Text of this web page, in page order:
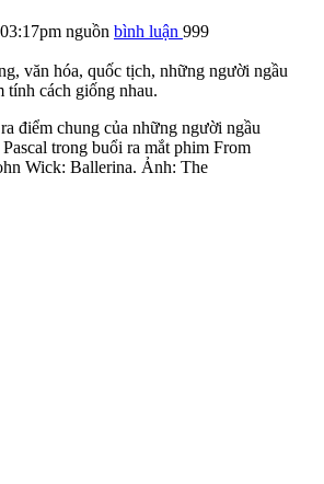
nguồn bình luận 999
văn hóa, quốc tịch, những người ngầu
tính cách giống nhau.
trong buổi ra mắt phim From
Wick: Ballerina. Ảnh: The